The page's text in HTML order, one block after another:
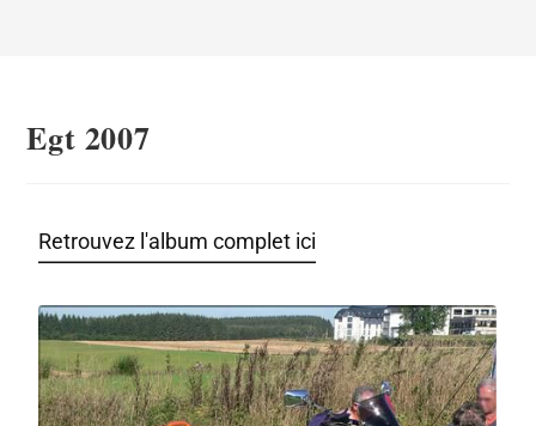
Egt 2007
Retrouvez l'album complet ici